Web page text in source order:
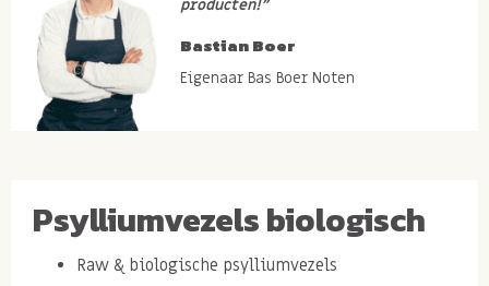
producten!”
Bastian Boer
Eigenaar Bas Boer Noten
Psylliumvezels biologisch
Raw & biologische psylliumvezels